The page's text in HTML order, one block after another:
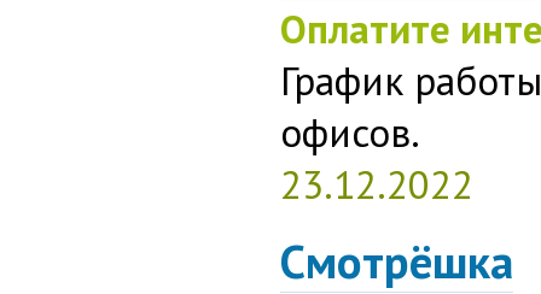
Оплатите
График
офисов.
23.12.2022
Смотрёшка